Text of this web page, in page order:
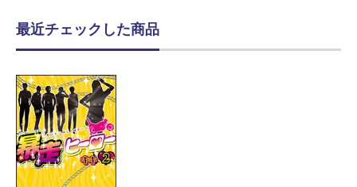
最近チェックした商品